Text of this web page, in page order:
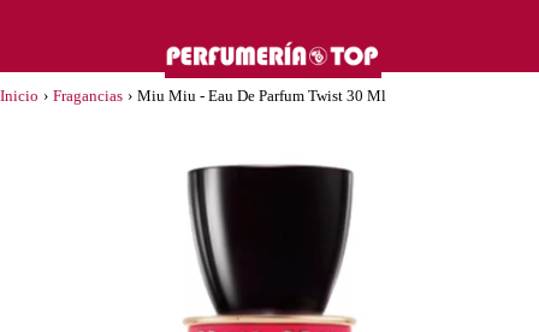
Inicio › Fragancias › Miu Miu - Eau De Parfum Twist 30 Ml